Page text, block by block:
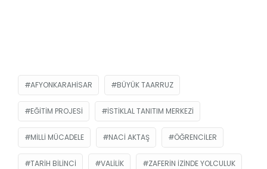
AFYONKARAHISAR BÜYÜK TAARRUZ
EĞITIM PROJESI İSTIKLAL TANITIM MERKEZI
MILLI MÜCADELE NACI AKTAŞ ÖĞRENCILER
TARIH BILINCI VALILIK ZAFERIN İZINDE YOLCULUK